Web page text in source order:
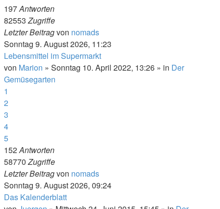
197Antworten
82553Zugriffe
Letzter Beitragvon nomads
Sonntag 9. August 2026, 11:23
Lebensmittel im Supermarkt
von Marion » Sonntag 10. April 2022, 13:26 » in Der
Gemüsegarten
1
2
3
4
5
152Antworten
58770Zugriffe
Letzter Beitragvon nomads
Sonntag 9. August 2026, 09:24
Das Kalenderblatt